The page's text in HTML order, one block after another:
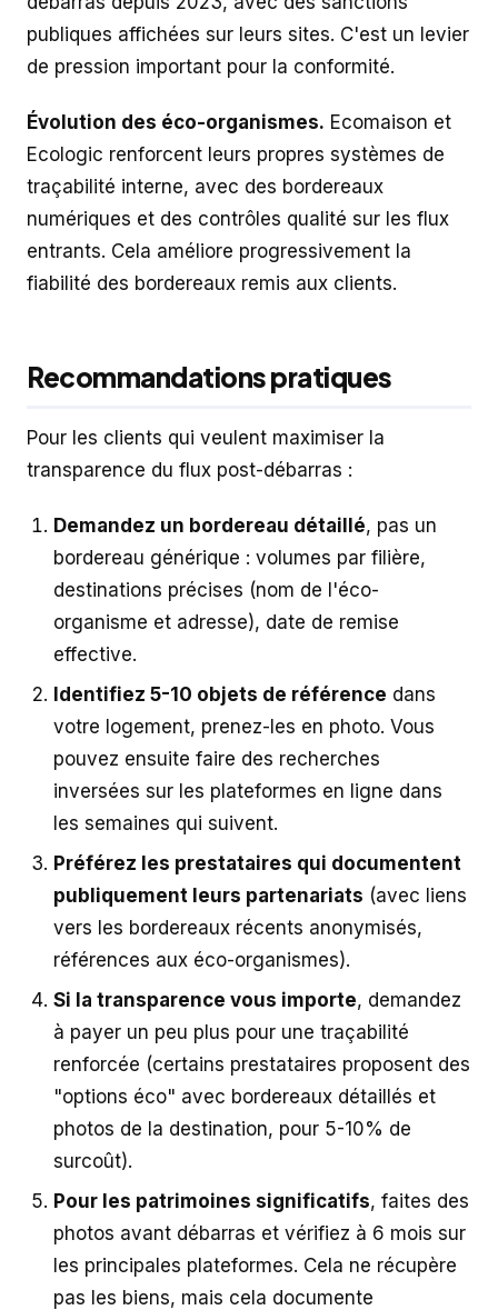
publiques affichées sur leurs sites. C'est un levier
de pression important pour la conformité.
Évolution des éco-organismes. Ecomaison et
Ecologic renforcent leurs propres systèmes de
traçabilité interne, avec des bordereaux
numériques et des contrôles qualité sur les flux
entrants. Cela améliore progressivement la
fiabilité des bordereaux remis aux clients.
Recommandations pratiques
Pour les clients qui veulent maximiser la
transparence du flux post-débarras :
Demandez un bordereau détaillé, pas un
bordereau générique : volumes par filière,
destinations précises (nom de l'éco-
organisme et adresse), date de remise
effective.
Identifiez 5-10 objets de référence dans
votre logement, prenez-les en photo. Vous
pouvez ensuite faire des recherches
inversées sur les plateformes en ligne dans
les semaines qui suivent.
Préférez les prestataires qui documentent
publiquement leurs partenariats (avec liens
vers les bordereaux récents anonymisés,
références aux éco-organismes).
Si la transparence vous importe, demandez
à payer un peu plus pour une traçabilité
renforcée (certains prestataires proposent des
"options éco" avec bordereaux détaillés et
photos de la destination, pour 5-10% de
surcoût).
Pour les patrimoines significatifs, faites des
photos avant débarras et vérifiez à 6 mois sur
les principales plateformes. Cela ne récupère
pas les biens, mais cela documente